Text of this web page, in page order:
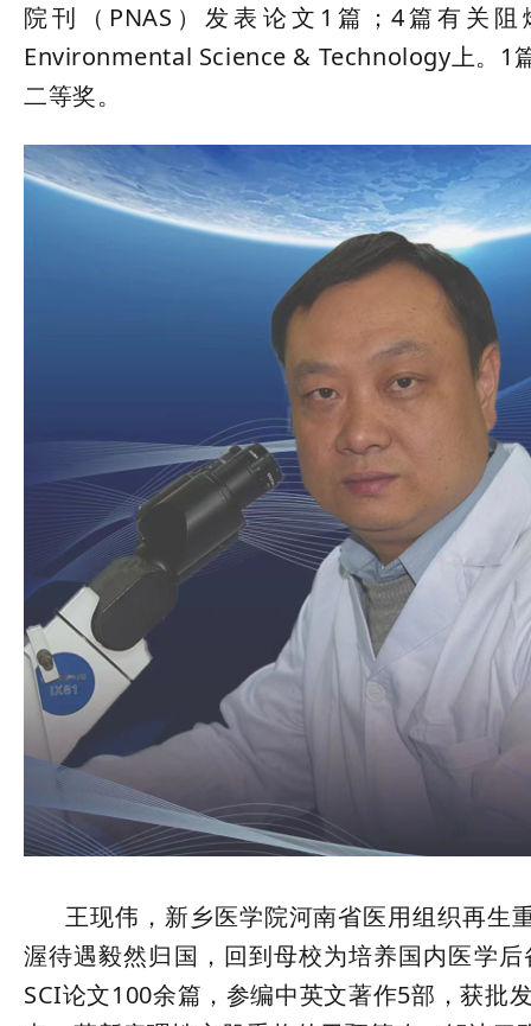
院刊（PNAS）发表论文1篇；4篇有关
Environmental Science & Technology上。1
二等奖。
王现伟，新乡医学院河南省医用组织再生
渥待遇毅然归国，回到母校为培养国内医学
SCI论文100余篇，参编中英文著作5部，获批